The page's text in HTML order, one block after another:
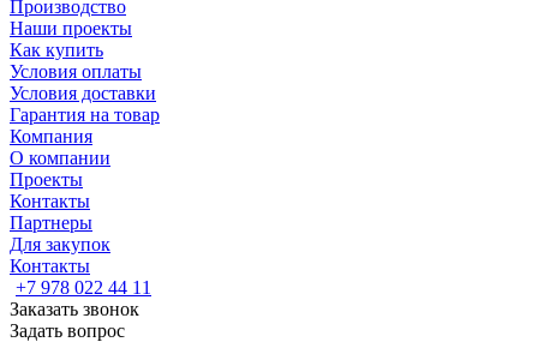
Производство
Наши проекты
Как купить
Условия оплаты
Условия доставки
Гарантия на товар
Компания
О компании
Проекты
Контакты
Партнеры
Для закупок
Контакты
+7 978 022 44 11
Заказать звонок
Задать вопрос